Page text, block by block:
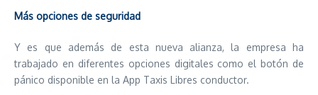
Más opciones de seguridad
Y es que además de esta nueva alianza, la empresa ha
trabajado en diferentes opciones digitales como el botón de
pánico disponible en la App Taxis Libres conductor.